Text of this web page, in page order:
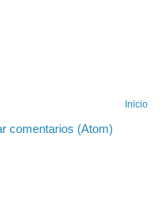
Inicio
comentarios (Atom)